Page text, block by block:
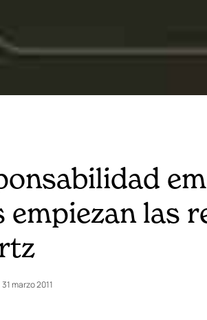
empiezan las
31 marzo 2011